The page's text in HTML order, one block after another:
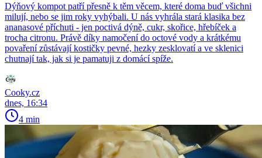
Dýňový kompot patří přesně k těm věcem, které doma buď všichni
milují, nebo se jim roky vyhýbali. U nás vyhrála stará klasika bez
ananasové příchuti - jen poctivá dýně, cukr, skořice, hřebíček a
trocha citronu. Právě díky namočení do octové vody a krátkému
povaření zůstávají kostičky pevné, hezky zesklovatí a ve sklenici
chutnají tak, jak si je pamatuji z domácí spíže.
Cooky.cz
dnes, 16:34
4 min